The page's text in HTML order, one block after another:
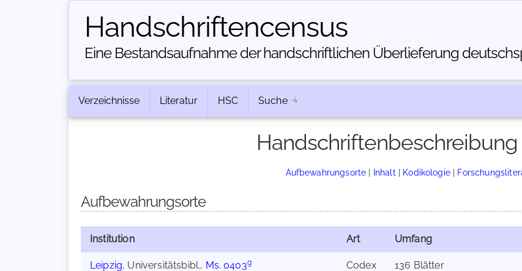
Handschriften­census
Eine Bestandsaufnahme der handschriftlichen Über­lieferung
Verzeichnisse Literatur HSC Suche
Handschriftenbeschreibung
Aufbewahrungsorte | Inhalt | Kodikologie|
Aufbewahrungsorte
Institution Art Umfang
Leipzig, Universitätsbibl., Ms. 0403g Codex 136 Blätter